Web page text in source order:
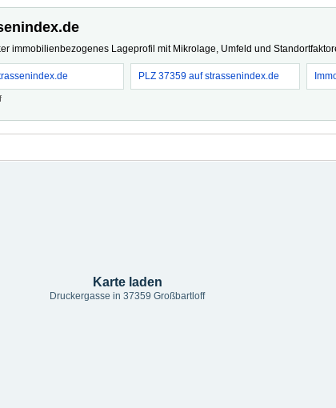
immobilienbezogenes Lageprofil mit Mikrolage, Umfeld und
PLZ 37359 auf strassenindex.de
Karte laden
Druckergasse in 37359 Großbartloff